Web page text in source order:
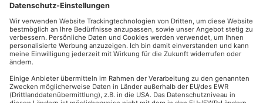
Widerrufsrecht
für Verbraucher
Elektronischer
Geschäftsverkehr
FORUM VERLAG
HERKERT
Kontakt
Telefon: +49
(0)8233 381-123
Telefax: +49
(0)8233 381-222
E-Mail:
herkert.de
Zahlung per